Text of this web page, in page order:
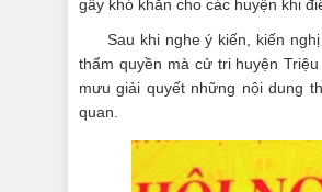
gây khó khăn cho các huyện khi
Sau khi nghe ý kiến, kiến
thẩm quyền mà cử tri huyện
mưu giải quyết những nội dung
quan.